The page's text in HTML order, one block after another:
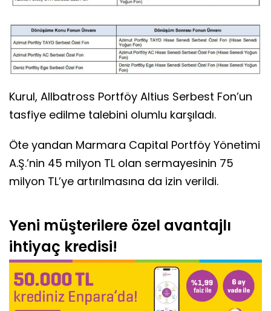
Kurul, Allbatross Portföy Altius Serbest Fon’un
tasfiye edilme talebini olumlu karşıladı.
Öte yandan Marmara Capital Portföy Yönetimi
A.Ş.’nin 45 milyon TL olan sermayesinin 75
milyon TL’ye artırılmasına da izin verildi.
Yeni müşterilere özel avantajlı
ihtiyaç kredisi!